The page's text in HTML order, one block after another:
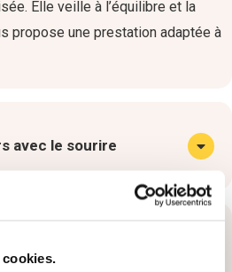
Elle veille à l’équilibre et la
propose une prestation adaptée à
avec le sourire